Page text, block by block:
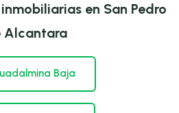
en San Pedro
Alcantara
Baja